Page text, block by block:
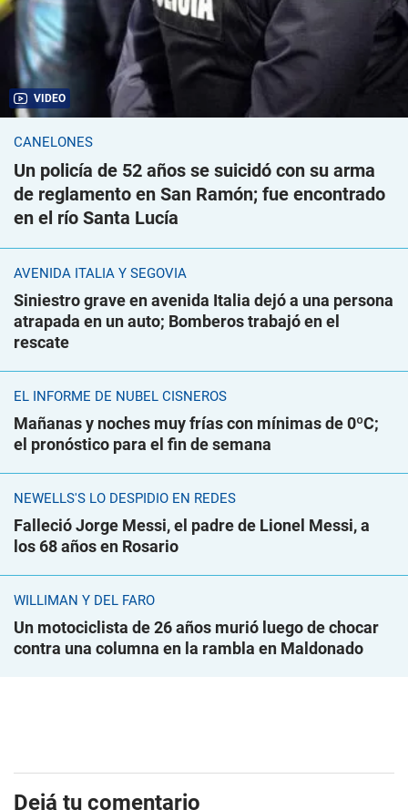
VIDEO
CANELONES
Un policía de 52 años se suicidó con su arma
de reglamento en San Ramón; fue encontrado
en el río Santa Lucía
AVENIDA ITALIA Y SEGOVIA
Siniestro grave en avenida Italia dejó a una persona
atrapada en un auto; Bomberos trabajó en el
rescate
EL INFORME DE NUBEL CISNEROS
Mañanas y noches muy frías con mínimas de 0ºC;
el pronóstico para el fin de semana
NEWELLS'S LO DESPIDIÓ EN REDES
Falleció Jorge Messi, el padre de Lionel Messi, a
los 68 años en Rosario
WILLIMAN Y DEL FARO
Un motociclista de 26 años murió luego de chocar
contra una columna en la rambla en Maldonado
Dejá tu comentario